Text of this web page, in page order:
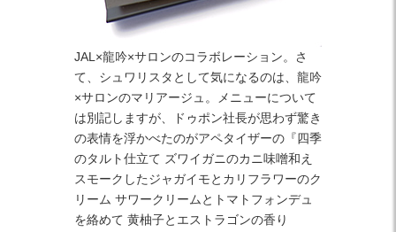
JAL×龍吟×サロンのコラボレーション。さ
て、シュワリスタとして気になるのは、龍吟
×サロンのマリアージュ。メニューについて
は別記しますが、ドゥポン社長が思わず驚き
の表情を浮かべたのがアペタイザーの『四季
のタルト仕立て ズワイガニのカニ味噌和え
スモークしたジャガイモとカリフラワーのク
リーム サワークリームとトマトフォンデュ
を絡めて 黄柚子とエストラゴンの香り